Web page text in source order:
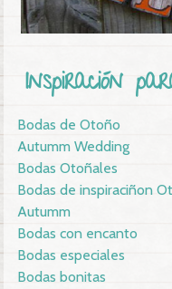
Inspiración
Bodas de Otoño
Autumm Wedding
Bodas Otoñales
Bodas de inspiraciñon
Autumm
Bodas con encanto
Bodas especiales
Bodas bonitas